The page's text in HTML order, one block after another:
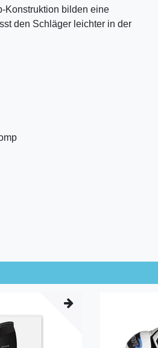
Konstruktion bilden eine
den Schläger leichter in der